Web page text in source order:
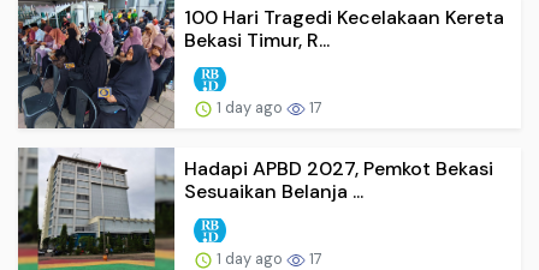
100 Hari Tragedi Kecelakaan Kereta
Bekasi Timur, R...
1 day ago 17
Hadapi APBD 2027, Pemkot Bekasi
Sesuaikan Belanja ...
1 day ago 17